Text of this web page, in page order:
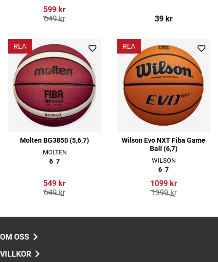
599 kr
649 kr
39 kr
REA
Molten BG3850 (5,6,7)
MOLTEN
6 7
549 kr
649 kr
REA
Wilson Evo NXT Fiba Game
Ball (6,7)
WILSON
6 7
1099 kr
1399 kr
OM OSS
VILLKOR